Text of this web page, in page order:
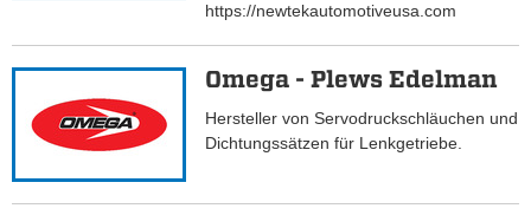
https://newtekautomotiveusa.com
Omega - Plews Edelman
Hersteller von Servodruckschläuchen und
Dichtungssätzen für Lenkgetriebe.